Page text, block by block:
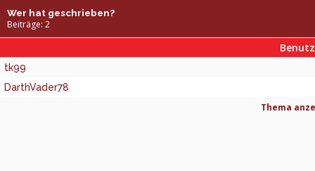
Wer hat geschrieben?
Beiträge: 2
tk99
DarthVader78
Thema